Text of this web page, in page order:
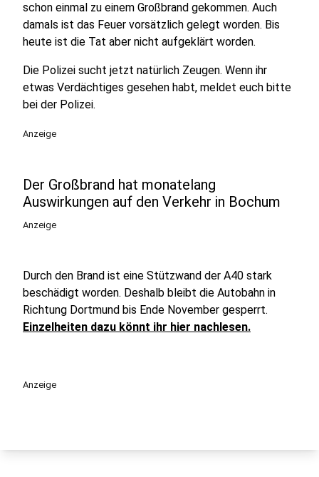
schon einmal zu einem Großbrand gekommen. Auch
damals ist das Feuer vorsätzlich gelegt worden. Bis
heute ist die Tat aber nicht aufgeklärt worden.
Die Polizei sucht jetzt natürlich Zeugen. Wenn ihr
etwas Verdächtiges gesehen habt, meldet euch bitte
bei der Polizei.
Anzeige
Der Großbrand hat monatelang
Auswirkungen auf den Verkehr in Bochum
Anzeige
Durch den Brand ist eine Stützwand der A40 stark
beschädigt worden. Deshalb bleibt die Autobahn in
Richtung Dortmund bis Ende November gesperrt.
Einzelheiten dazu könnt ihr hier nachlesen.
Anzeige